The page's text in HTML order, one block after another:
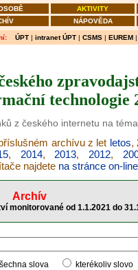
AKTIVITY
NÁPOVĚDA
ÚPT | intranet ÚPT | CSMS | EUREM |
technologie
z českého internetu na téma
archívu z let letos,
, 2014, 2013, 2012,
najdete na stránce on-
Archív
monitorované od 1.1.2021 do
slova kterékoliv slovo